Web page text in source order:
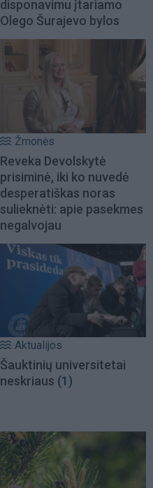
disponavimu įtariamo
Olego Šurajevo bylos
Žmonės
Reveka Devolskytė
prisiminė, iki ko nuvedė
desperatiškas noras
sulieknėti: apie pasekmes
negalvojau
Aktualijos
Šauktinių universitetai
neskriaus (1)